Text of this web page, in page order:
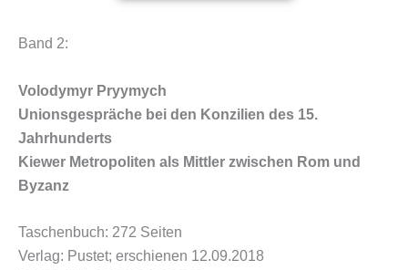
Band 2:
Volodymyr Pryymych
Unionsgespräche bei den Konzilien des 15.
Jahrhunderts
Kiewer Metropoliten als Mittler zwischen Rom und
Byzanz
Taschenbuch: 272 Seiten
Verlag: Pustet; erschienen 12.09.2018